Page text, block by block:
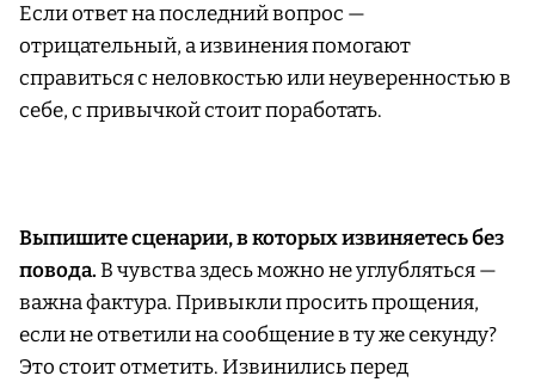
Если ответ на последний вопрос —
отрицательный, а извинения помогают
справиться с неловкостью или неуверенностью в
себе, с привычкой стоит поработать.
Выпишите сценарии, в которых извиняетесь без
повода.В чувства здесь можно не углубляться —
важна фактура. Привыкли просить прощения,
если не ответили на сообщение в ту же секунду?
Это стоит отметить. Извинились перед